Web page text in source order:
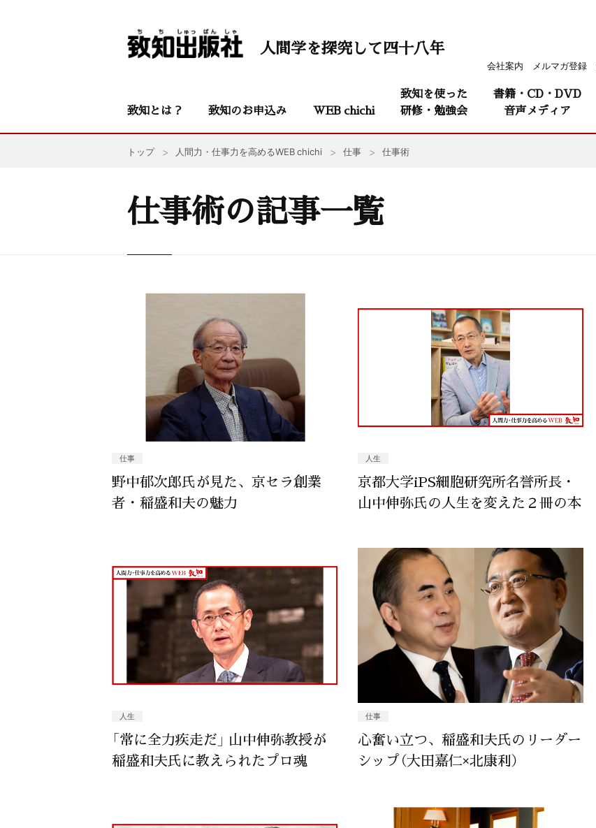
会社案内 メルマガ登録
人間学を探究して四十八年
致知とは？ 致知のお申込み WEB chichi
致知を使った
研修・勉強会
書籍・CD・DVD
音声メディア
トップ 人間力・仕事力を高めるWEB chichi 仕事 仕事術
仕事術の記事一覧
仕事
野中郁次郎氏が見た、京セラ創業
者・稲盛和夫の魅力
人生
京都大学iPS細胞研究所名誉所長・
山中伸弥氏の人生を変えた２冊の本
人生
「常に全力疾走だ」 山中伸弥教授が
稲盛和夫氏に教えられたプロ魂
仕事
心奮い立つ、稲盛和夫氏のリーダー
シップ（大田嘉仁×北康利）